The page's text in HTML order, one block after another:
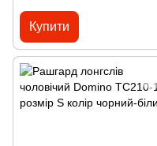
Купити